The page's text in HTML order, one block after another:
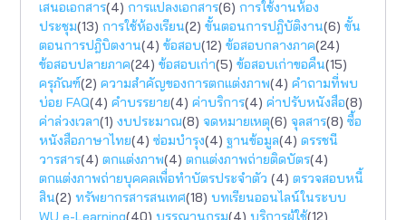
เสนอเอกสาร(4) การแปลงเอกสาร(6) การใช้งานห้อง
ประชุม(13) การใช้ห้องเรียน(2) ขั้นตอนการปฎิบัติงาน(6) ขั้น
ตอนการปฎิบิตงาน(4) ข้อสอบ(12) ข้อสอบกลางภาค(24)
ข้อสอบปลายภาค(24) ข้อสอบเก่า(5) ข้อสอบเก่าขอคืน(15)
ครุภัณฑ์(2) ความสำคัญของการตกแต่งภาพ(4) คำถามที่พบ
บ่อย FAQ(4) คำบรรยาย(4) ค่าบริการ(4) ค่าปรับหนังสือ(8)
ค่าล่วงเวลา(1) งบประมาณ(8) จดหมายเหตุ(6) จุลสาร(8) ซื้อ
หนังสือภาษาไทย(4) ซ่อมบำรุง(4) ฐานข้อมูล(4) ดรรชนี
วารสาร(4) ตกแต่งภาพ(4) ตกแต่งภาพถ่ายติดบัตร(4)
ตกแต่งภาพถ่ายบุคคลเพื่อทำบัตรประจำตัว (4) ตรวจสอบหนี้
สิน(2) ทรัพยากรสารสนเทศ(18) บทเรียนออนไลน์ในระบบ
WU e-Learning(40) บรรณานุกรม(4) บริการผู้ใช้(12)